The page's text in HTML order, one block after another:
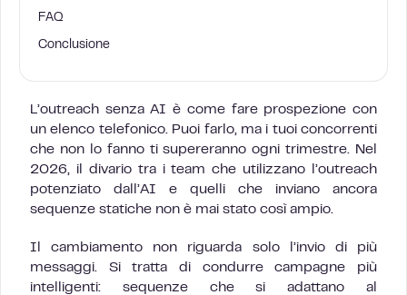
FAQ
Conclusione
L’outreach senza AI è come fare prospezione con
un elenco telefonico. Puoi farlo, ma i tuoi concorrenti
che non lo fanno ti supereranno ogni trimestre. Nel
2026, il divario tra i team che utilizzano l’outreach
potenziato dall’AI e quelli che inviano ancora
sequenze statiche non è mai stato così ampio.
Il cambiamento non riguarda solo l’invio di più
messaggi. Si tratta di condurre campagne più
intelligenti: sequenze che si adattano al